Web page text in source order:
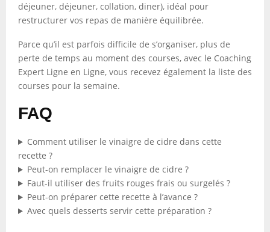
déjeuner, déjeuner, collation, diner), idéal pour
restructurer vos repas de manière équilibrée.
Parce qu’il est parfois difficile de s’organiser, plus de
perte de temps au moment des courses, avec le Coaching
Expert Ligne en Ligne, vous recevez également la liste des
courses pour la semaine.
FAQ
Comment utiliser le vinaigre de cidre dans cette
recette ?
Peut-on remplacer le vinaigre de cidre ?
Faut-il utiliser des fruits rouges frais ou surgelés ?
Peut-on préparer cette recette à l’avance ?
Avec quels desserts servir cette préparation ?